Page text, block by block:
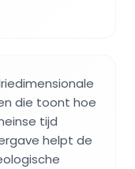
die toont hoe
tijd
helpt de